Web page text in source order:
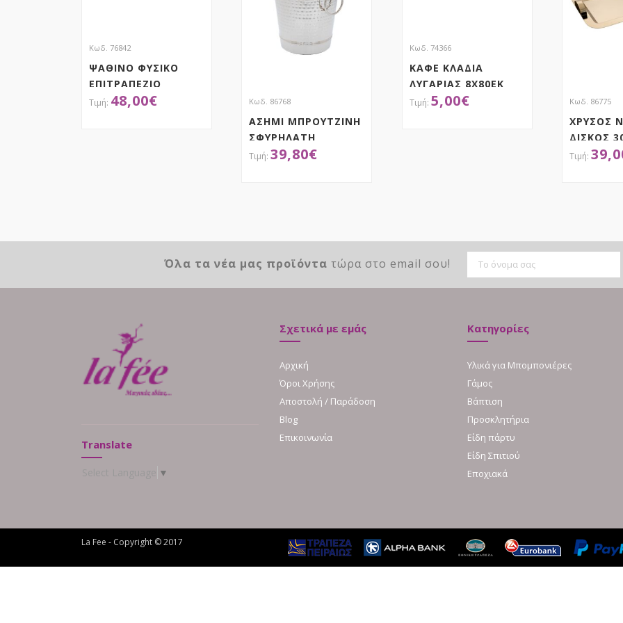
Κωδ. 76842
ΨΑΘΙΝΟ ΦΥΣΙΚΟ
ΕΠΙΤΡΑΠΕΖΙΟ
ΦΩΤΙΣΤΙΚΟ
48,00€ Κωδ. 86768
ΑΣΗΜΙ ΜΠΡΟΥΤΖΙΝΗ
ΣΦΥΡΗΛΑΤΗ
ΣΑΜΠΑΝΙΕΡΑ
39,80€
Κωδ. 74366
ΚΑΦΕ ΚΛΑΔΙΑ
ΛΥΓΑΡΙΑΣ 8Χ80ΕΚ
5,00€ Κωδ. 86775
ΧΡΥΣΟΣ
ΔΙΣΚΟΣ
Όλα τα νέα μας προϊόντα τώρα στο email σου!
Translate
▼
Σχετικά με εμάς
Αρχική
Όροι Χρήσης
Αποστολή / Παράδοση
Blog
Επικοινωνία
Κατηγορίες
Υλικά για Μπομπονιέρες
Γάμος
Βάπτιση
Προσκλητήρια
Είδη πάρτυ
Είδη Σπιτιού
Εποχιακά
La Fee - Copyright © 2017